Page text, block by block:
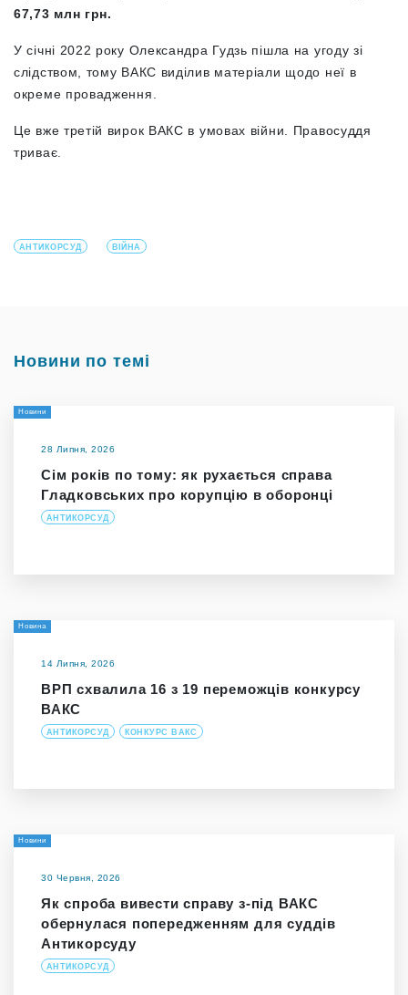
67,73 млн грн.
У січні 2022 року Олександра Гудзь пішла на угоду зі
слідством, тому ВАКС виділив матеріали щодо неї в
окреме провадження.
Це вже третій вирок ВАКС в умовах війни. Правосуддя
триває.
АНТИКОРСУД ВІЙНА
Новини по темі
Новини
28 Липня, 2026
Сім років по тому: як рухається справа
Гладковських про корупцію в оборонці
АНТИКОРСУД
Новина
14 Липня, 2026
ВРП схвалила 16 з 19 переможців конкурсу
ВАКС
АНТИКОРСУД КОНКУРС ВАКС
Новини
30 Червня, 2026
Як спроба вивести справу з-під ВАКС
обернулася попередженням для суддів
Антикорсуду
АНТИКОРСУД